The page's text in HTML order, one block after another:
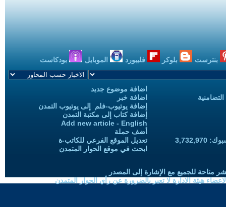
بنترست بلوكر فليبورد الموبايل بودكاست
اضافة موضوع جديد
اضافة خبر
إضافة يوتيوب-فلم إلى يوتيوب التمدن
إضافة كتاب إلى مكتبة التمدن
Add new article - English
أضف حملة
تعديل الموقع الفرعي للكاتب-ة
ابحث في موقع الحوار المتمدن
متاحة للجميع مع الإشارة إلى المصدر
هيئة الادارة لا تعبر بالضرورة عن رأي الحوار المتمدن